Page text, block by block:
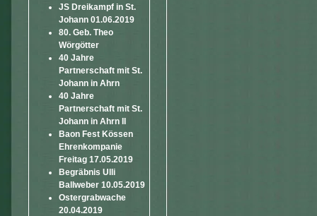
JS Dreikampf in St.
Johann 01.06.2019
80. Geb. Theo
Wörgötter
40 Jahre
Partnerschaft mit St.
Johann in Ahrn
40 Jahre
Partnerschaft mit St.
Johann in Ahrn II
Baon Fest Kössen
Ehrenkompanie
Freitag 17.05.2019
Begräbnis Ulli
Ballweber 10.05.2019
Ostergrabwache
20.04.2019